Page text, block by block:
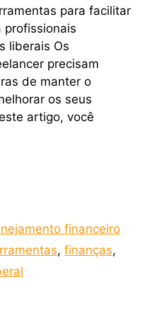
para facilitar
profissionais
liberais Os
precisam
de manter o
os seus
artigo, você
financeiro
,finanças,